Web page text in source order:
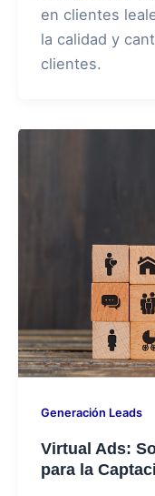
en clientes
la calidad y
clientes.
Generación Leads
Virtual Ads:
para la